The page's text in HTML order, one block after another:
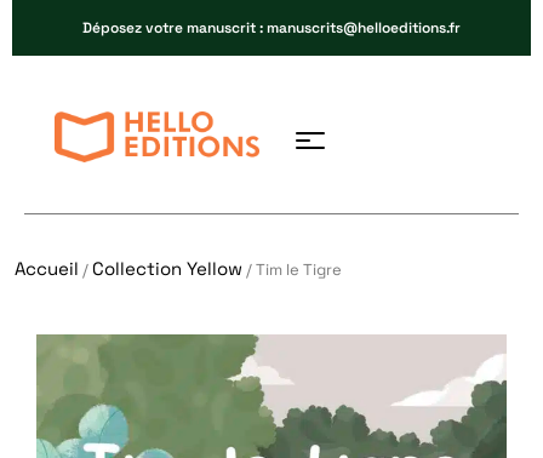
Déposez votre manuscrit : manuscrits@helloeditions.fr
Accueil /Collection Yellow / Tim le Tigre